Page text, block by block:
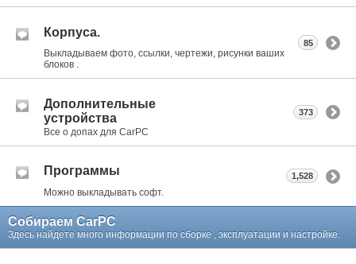
Корпуса.
Выкладываем фото, ссылки, чертежи, рисунки ваших
блоков .
85
Дополнительные
устройства
Все о допах для CarPC
373
Программы
Можно выкладывать софт.
1,528
Собираем CarPC
Здесь найдете много информации по сборке , эксплуатации и настройке.